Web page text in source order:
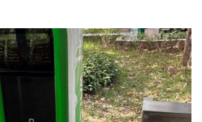
下載 DOWNLOAD